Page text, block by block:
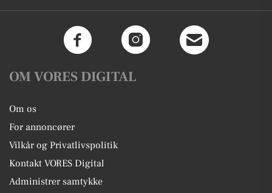
OM VORES DIGITAL
Om os
For annoncører
Vilkår og Privatlivspolitik
Kontakt VORES Digital
Administrer samtykke